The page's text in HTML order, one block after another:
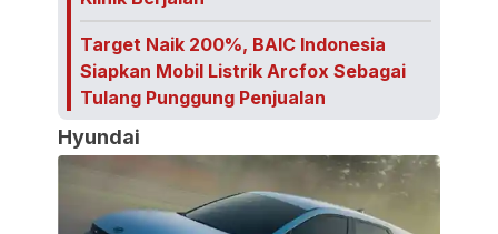
Target Naik 200%, BAIC Indonesia
Siapkan Mobil Listrik Arcfox Sebagai
Tulang Punggung Penjualan
Hyundai